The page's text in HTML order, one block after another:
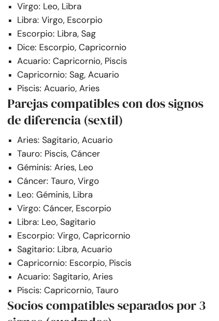
Virgo: Leo, Libra
Libra: Virgo, Escorpio
Escorpio: Libra, Sag
Dice: Escorpio, Capricornio
Acuario: Capricornio, Piscis
Capricornio: Sag, Acuario
Piscis: Acuario, Aries
Parejas compatibles con dos signos
de diferencia (sextil)
Aries: Sagitario, Acuario
Tauro: Piscis, Cáncer
Géminis: Aries, Leo
Cáncer: Tauro, Virgo
Leo: Géminis, Libra
Virgo: Cáncer, Escorpio
Libra: Leo, Sagitario
Escorpio: Virgo, Capricornio
Sagitario: Libra, Acuario
Capricornio: Escorpio, Piscis
Acuario: Sagitario, Aries
Piscis: Capricornio, Tauro
Socios compatibles separados por 3